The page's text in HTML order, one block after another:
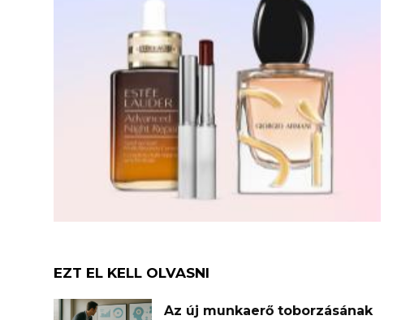
EZT EL KELL OLVASNI
Az új munkaerő toborzásának